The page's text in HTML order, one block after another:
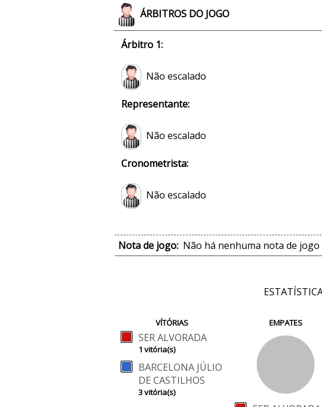
ÁRBITROS DO JOGO
Árbitro 1:
Não escalado
Representante:
Não escalado
Cronometrista:
Não escalado
Nota de jogo: Não há nenhuma nota de jogo
VÍTÓRIAS
SER ALVORADA
1 vitória(s)
BARCELONA JÚLIO
DE CASTILHOS
3 vitória(s)
EMPATES